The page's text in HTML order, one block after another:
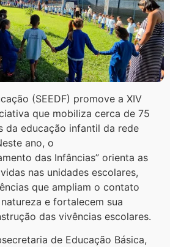
(SEEDF) promove a XIV
que mobiliza cerca de 75
da educação infantil da rede
ano, o
das Infâncias” orienta as
nas unidades escolares,
que ampliam o contato
e fortalecem sua
das vivências escolares.
de Educação Básica,